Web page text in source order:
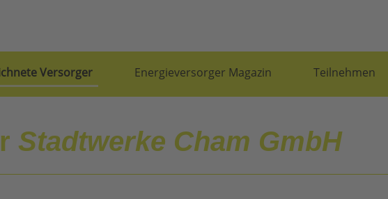
Versorger Energieversorger Magazin Teilnehmen
Stadtwerke Cham GmbH